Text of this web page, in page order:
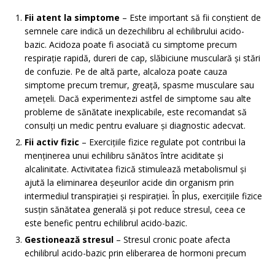
Fii atent la simptome – Este important să fii conștient de
semnele care indică un dezechilibru al echilibrului acido-
bazic. Acidoza poate fi asociată cu simptome precum
respirație rapidă, dureri de cap, slăbiciune musculară și stări
de confuzie. Pe de altă parte, alcaloza poate cauza
simptome precum tremur, greață, spasme musculare sau
amețeli. Dacă experimentezi astfel de simptome sau alte
probleme de sănătate inexplicabile, este recomandat să
consulți un medic pentru evaluare și diagnostic adecvat.
Fii activ fizic – Exercițiile fizice regulate pot contribui la
menținerea unui echilibru sănătos între aciditate și
alcalinitate. Activitatea fizică stimulează metabolismul și
ajută la eliminarea deșeurilor acide din organism prin
intermediul transpirației și respirației. În plus, exercițiile fizice
susțin sănătatea generală și pot reduce stresul, ceea ce
este benefic pentru echilibrul acido-bazic.
Gestionează stresul – Stresul cronic poate afecta
echilibrul acido-bazic prin eliberarea de hormoni precum